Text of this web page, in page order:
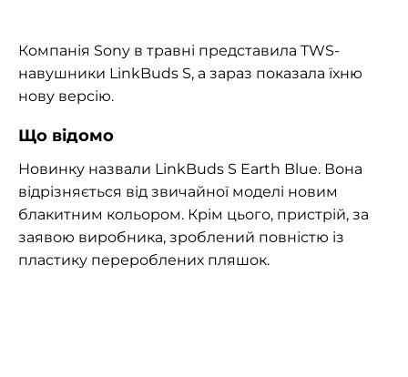
Компанія Sony в травні представила TWS-
навушники LinkBuds S, а зараз показала їхню
нову версію.
Що відомо
Новинку назвали LinkBuds S Earth Blue. Вона
відрізняється від звичайної моделі новим
блакитним кольором. Крім цього, пристрій, за
заявою виробника, зроблений повністю із
пластику перероблених пляшок.